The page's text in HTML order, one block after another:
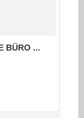
BÜRO ...